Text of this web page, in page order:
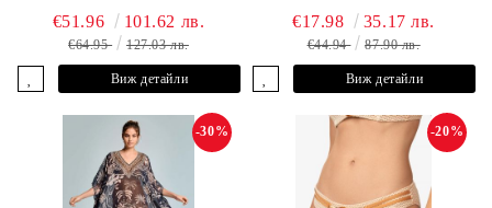
ANDRE
€51.96 101.62 лв.
€64.95 127.03 лв.
Виж детайли
L2505-Z-MCR MARC &
ANDRE
€17.98 35.17 лв.
€44.94 87.90 лв.
Виж детайли
-30% -20%